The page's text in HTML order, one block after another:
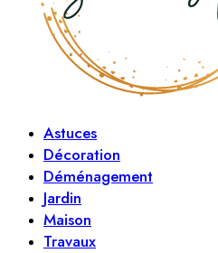
Astuces
Décoration
Déménagement
Jardin
Maison
Travaux